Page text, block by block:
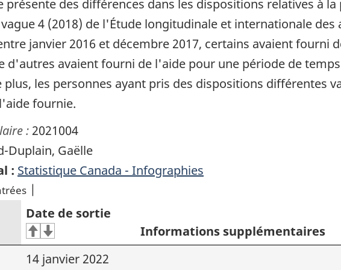
présente des différences dans les dispositions relatives à
4 (2018) de l'Étude longitudinale et internationale
janvier 2016 et décembre 2017, certains avaient fourni
d'autres avaient fourni de l'aide pour une période de
les personnes ayant pris des dispositions différentes
fournie.
: 2021004
Duplain, Gaëlle
: Statistique Canada - Infographies
Date de sortie
Informations supplémentaires
14 janvier 2022